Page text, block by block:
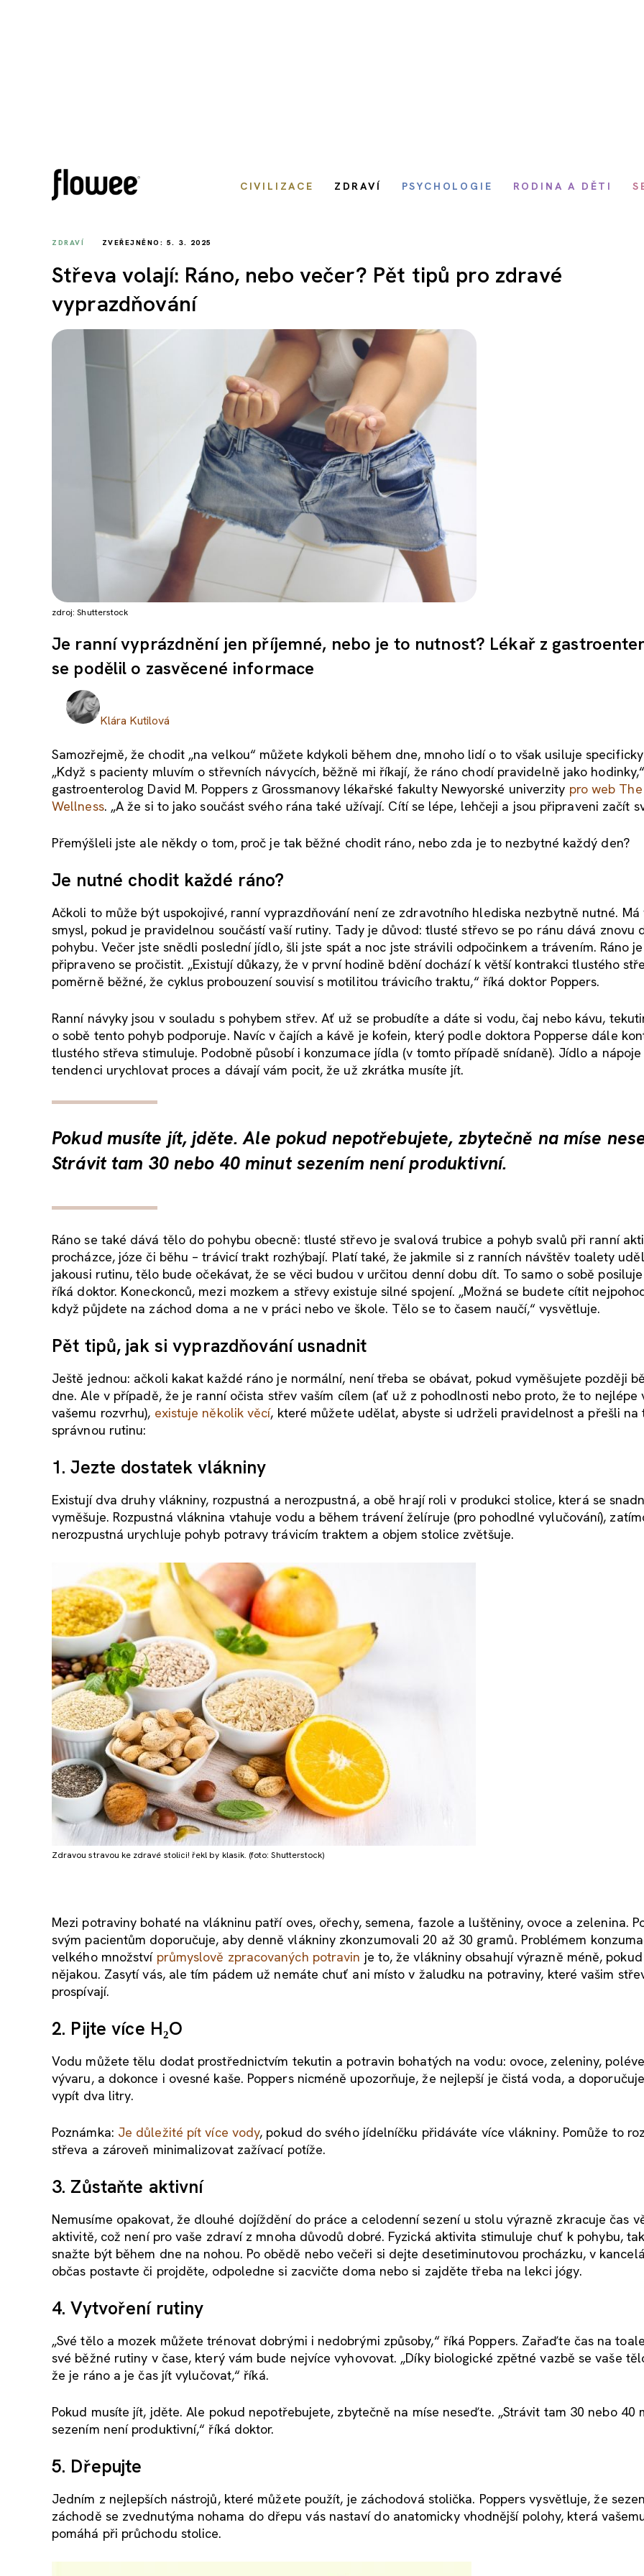
CIVILIZACE ZDRAVÍ PSYCHOLOGIE RODINA A DĚTI
ZDRAVÍ ZVEŘEJNĚNO: 5. 3. 2025
Střeva volají: Ráno, nebo večer? Pět tipů pro zdravé
vyprazdňování
zdroj: Shutterstock
Je ranní vyprázdnění jen příjemné, nebo je to nutnost? Lékař z
se podělil o zasvěcené informace
Klára Kutilová
Samozřejmě, že chodit „na velkou“ můžete kdykoli během dne, mnoho lidí o to však usiluje
„Když s pacienty mluvím o střevních návycích, běžně mi říkají, že ráno chodí pravidelně jako
gastroenterolog David M. Poppers z Grossmanovy lékařské fakulty Newyorské univerzity pro web The
Wellness. „A že si to jako součást svého rána také užívají. Cítí se lépe, lehčeji a jsou připraveni začít
Přemýšleli jste ale někdy o tom, proč je tak běžné chodit ráno, nebo zda je to nezbytné každý den?
Je nutné chodit každé ráno?
Ačkoli to může být uspokojivé, ranní vyprazdňování není ze zdravotního hlediska nezbytně nutné. Má
smysl, pokud je pravidelnou součástí vaší rutiny. Tady je důvod: tlusté střevo se po ránu dává znovu
pohybu. Večer jste snědli poslední jídlo, šli jste spát a noc jste strávili odpočinkem a trávením. Ráno
připraveno se pročistit. „Existují důkazy, že v první hodině bdění dochází k větší kontrakci tlustého
poměrně běžné, že cyklus probouzení souvisí s motilitou trávicího traktu,“ říká doktor Poppers.
Ranní návyky jsou v souladu s pohybem střev. Ať už se probudíte a dáte si vodu, čaj nebo kávu,
o sobě tento pohyb podporuje. Navíc v čajích a kávě je kofein, který podle doktora Popperse dále
tlustého střeva stimuluje. Podobně působí i konzumace jídla (v tomto případě snídaně). Jídlo a
tendenci urychlovat proces a dávají vám pocit, že už zkrátka musíte jít.
Pokud musíte jít, jděte. Ale pokud nepotřebujete, zbytečně na míse
Strávit tam 30 nebo 40 minut sezením není produktivní.
Ráno se také dává tělo do pohybu obecně: tlusté střevo je svalová trubice a pohyb svalů při ranní
procházce, józe či běhu – trávicí trakt rozhýbají. Platí také, že jakmile si z ranních návštěv toalety
jakousi rutinu, tělo bude očekávat, že se věci budou v určitou denní dobu dít. To samo o sobě
říká doktor. Koneckonců, mezi mozkem a střevy existuje silné spojení. „Možná se budete cítit
když půjdete na záchod doma a ne v práci nebo ve škole. Tělo se to časem naučí,“ vysvětluje.
Pět tipů, jak si vyprazdňováníusnadnit
Ještě jednou: ačkoli kakat každé ráno je normální, není třeba se obávat, pokud vyměšujete později
dne. Ale v případě, že je ranní očista střev vaším cílem (ať už z pohodlnosti nebo proto, že to nejlépe
vašemu rozvrhu), existuje několik věcí, které můžete udělat, abyste si udrželi pravidelnost a přešli na
správnou rutinu:
1. Jezte dostatek vlákniny
Existují dva druhy vlákniny, rozpustná a nerozpustná, a obě hrají roli v produkci stolice, která se
vyměšuje. Rozpustná vláknina vtahuje vodu a během trávení želíruje (pro pohodlné vylučování),
nerozpustná urychluje pohyb potravy trávicím traktem a objem stolice zvětšuje.
Zdravou stravou ke zdravé stolici! řekl by klasik. (foto: Shutterstock)
Mezi potraviny bohaté na vlákninu patří oves, ořechy, semena, fazole a luštěniny, ovoce a zelenina.
svým pacientům doporučuje, aby denně vlákniny zkonzumovali 20 až 30 gramů. Problémem
velkého množství průmyslově zpracovaných potravin je to, že vlákniny obsahují výrazně méně,
nějakou. Zasytí vás, ale tím pádem už nemáte chuť ani místo v žaludku na potraviny, které vašim
prospívají.
2. Pijte více H₂O
Vodu můžete tělu dodat prostřednictvím tekutin a potravin bohatých na vodu: ovoce, zeleniny,
vývaru, a dokonce i ovesné kaše. Poppers nicméně upozorňuje, že nejlepší je čistá voda, a
vypít dva litry.
Poznámka: Je důležité pít více vody, pokud do svého jídelníčku přidáváte více vlákniny. Pomůže to
střeva a zároveň minimalizovat zažívací potíže.
3. Zůstaňte aktivní
Nemusíme opakovat, že dlouhé dojíždění do práce a celodenní sezení u stolu výrazně zkracuje čas
aktivitě, což není pro vaše zdraví z mnoha důvodů dobré. Fyzická aktivita stimuluje chuť k pohybu,
snažte být během dne na nohou. Po obědě nebo večeři si dejte desetiminutovou procházku, v
občas postavte či projděte, odpoledne si zacvičte doma nebo si zajděte třeba na lekci jógy.
4. Vytvoření rutiny
„Své tělo a mozek můžete trénovat dobrými i nedobrými způsoby,“ říká Poppers. Zařaďte čas na
své běžné rutiny v čase, který vám bude nejvíce vyhovovat. „Díky biologické zpětné vazbě se vaše
že je ráno a je čas jít vylučovat,“ říká.
Pokud musíte jít, jděte. Ale pokud nepotřebujete, zbytečně na míse neseďte. „Strávit tam 30 nebo 40
sezením není produktivní,“ říká doktor.
5. Dřepujte
Jedním z nejlepších nástrojů, které můžete použít, je záchodová stolička. Poppers vysvětluje, že
záchodě se zvednutýma nohama do dřepu vás nastaví do anatomicky vhodnější polohy, která
pomáhá při průchodu stolice.